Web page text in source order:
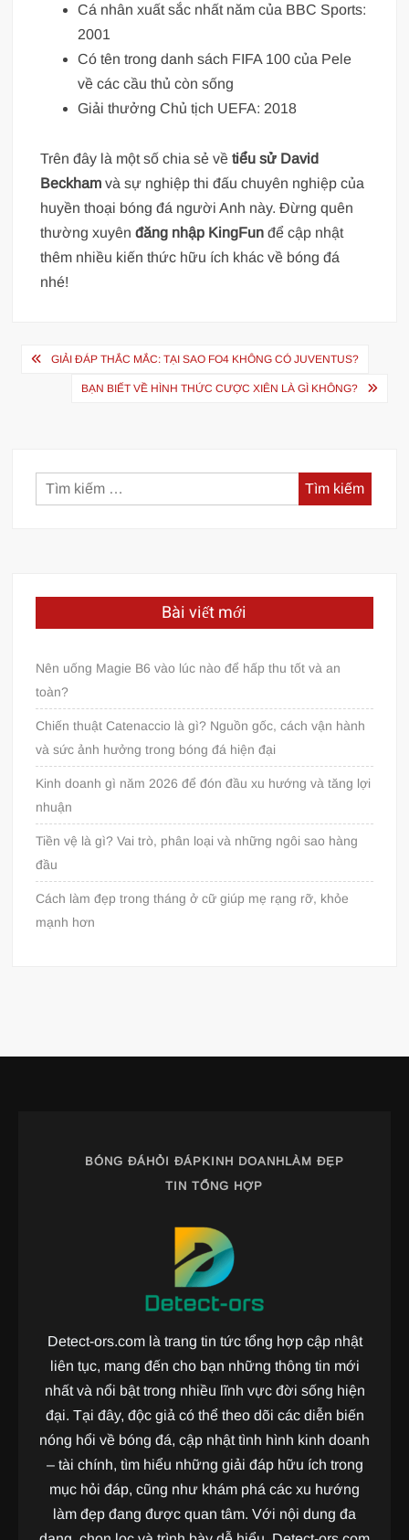
Cá nhân xuất sắc nhất năm của BBC Sports:
2001
Có tên trong danh sách FIFA 100 của Pele
về các cầu thủ còn sống
Giải thưởng Chủ tịch UEFA: 2018
Trên đây là một số chia sẻ vềtiểu sử David
Beckham và sự nghiệp thi đấu chuyên nghiệp của
huyền thoại bóng đá người Anh này.Đừng quên
thường xuyênđăng nhập KingFun để cập nhật
thêm nhiều kiến thức hữu ích khác về bóng đá
nhé!
Điều
hướng
GIẢI ĐÁP THẮC MẮC: TẠI SAO FO4 KHÔNG CÓ JUVENTUS?
BẠN BIẾT VỀ HÌNH THỨC CƯỢC XIÊN LÀ GÌ KHÔNG?
Tìm
kiếm
Bài viết mới
Nên uống Magie B6 vào lúc nào để hấp thu tốt và an
toàn?
Chiến thuật Catenaccio là gì? Nguồn gốc, cách vận hành
và sức ảnh hưởng trong bóng đá hiện đại
Kinh doanh gì năm 2026 để đón đầu xu hướng và tăng lợi
nhuận
Tiền vệ là gì? Vai trò, phân loại và những ngôi sao hàng
đầu
Cách làm đẹp trong tháng ở cữ giúp mẹ rạng rỡ, khỏe
mạnh hơn
BÓNG ĐÁHỎI ĐÁPKINH DOANHLÀM ĐẸP
TIN TỔNG HỢP
Detect-ors.com là trang tin tức tổng hợp cập nhật
liên tục, mang đến cho bạn những thông tin mới
nhất và nổi bật trong nhiều lĩnh vực đời sống hiện
đại. Tại đây, độc giả có thể theo dõi các diễn biến
nóng hổi về bóng đá, cập nhật tình hình kinh doanh
– tài chính, tìm hiểu những giải đáp hữu ích trong
mục hỏi đáp, cũng như khám phá các xu hướng
làm đẹp đang được quan tâm. Với nội dung đa